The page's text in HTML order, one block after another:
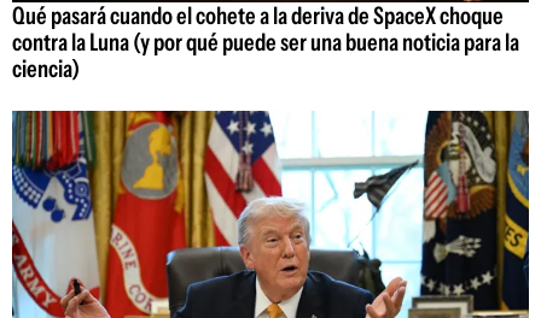
Qué pasará cuando el cohete a la deriva de SpaceX choque
contra la Luna (y por qué puede ser una buena noticia para la
ciencia)